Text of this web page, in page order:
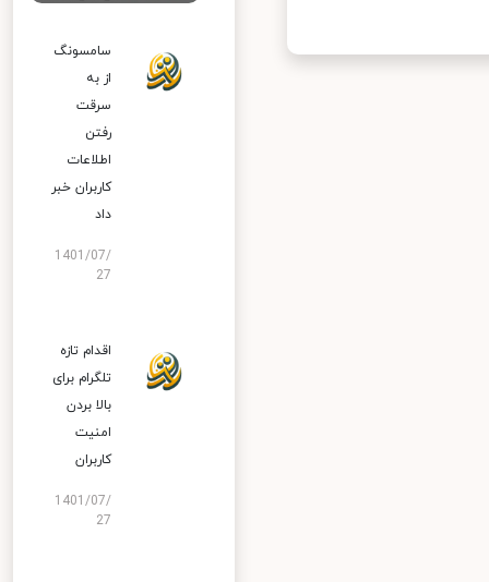
سامسونگ
از به
سرقت
رفتن
اطلاعات
کاربران خبر
داد
1401/07/
27
اقدام تازه
تلگرام برای
بالا بردن
امنیت
کاربران
1401/07/
27